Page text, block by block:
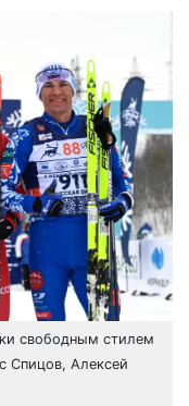
свободным стилем
Спицов, Алексей